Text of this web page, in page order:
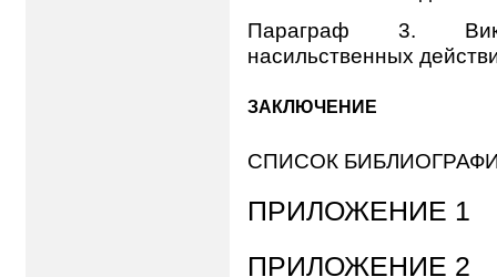
Параграф 3.
насильственных
ЗАКЛЮЧЕНИЕ
СПИСОК
ПРИЛОЖЕНИЕ 1
ПРИЛОЖЕНИЕ 2